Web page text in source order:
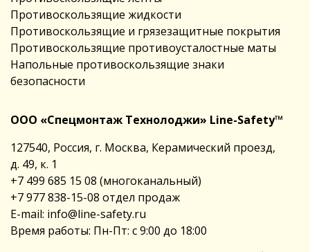
Противоскользящие жидкости
Противоскользящие и грязезащитные покрытия
Противоскользящие противоусталостные маты
Напольные противоскользящие знаки
безопасности
ООО «Спецмонтаж Технолоджи» Line-Safety™
127540, Россия, г. Москва, Керамический проезд,
д. 49, к. 1
+7 499 685 15 08 (многоканальный)
+7 977 838-15-08 отдел продаж
E-mail: info@line-safety.ru
Время работы: Пн-Пт: с 9:00 до 18:00